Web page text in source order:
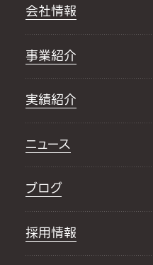
会社情報
事業紹介
実績紹介
ニュース
ブログ
採用情報